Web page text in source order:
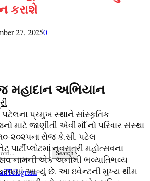
Search
Telegram
કરાશે
27, 20250
અભિયાન
પટેલના પ્રમુખ સ્થાને સાંસ્કૃતિક
માટે જાણીતી એવી માઁ નો પરિવાર સંસ્થા
૧૦-૨૦૨૫ના રોજ કે.સી. પટેલ
પાર્ટીપ્લોટમાં નવરાત્રી મહોત્સવના
નામની એક અનોખી ભવ્યાતિભવ્ય
આવ્યું છે. આ ઇવેન્ટની મુખ્ય થીમ